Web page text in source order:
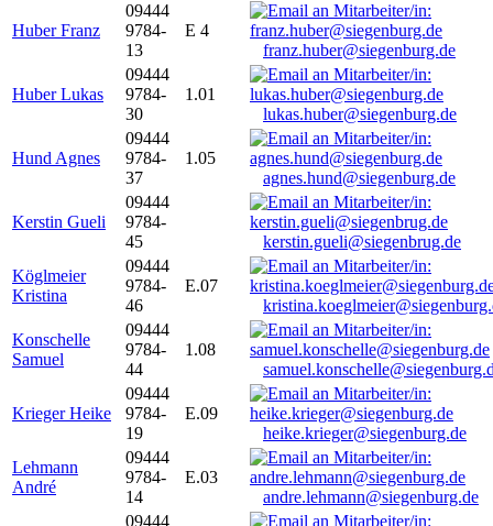
Huber Franz
09444
9784-
13
E 4
franz.huber@siegenburg.de
Huber Lukas
09444
9784-
30
1.01
lukas.huber@siegenburg.de
Hund Agnes
09444
9784-
37
1.05
agnes.hund@siegenburg.de
Kerstin Gueli
09444
9784-
45
kerstin.gueli@siegenbrug.de
Köglmeier
Kristina
09444
9784-
46
E.07
Konschelle
Samuel
09444
9784-
44
1.08
Krieger Heike
09444
9784-
19
E.09
heike.krieger@siegenburg.de
Lehmann
André
09444
9784-
14
E.03
andre.lehmann@siegenburg.de
09444